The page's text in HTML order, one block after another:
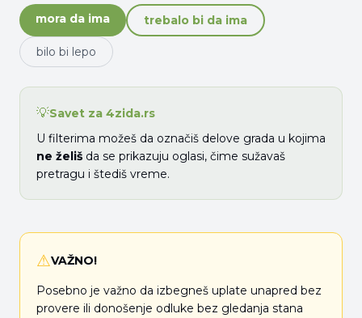
mora da ima trebalo bi da ima
bilo bi lepo
💡Savet za 4zida.rs
U filterima možeš da označiš delove grada u kojima
ne želiš da se prikazuju oglasi, čime sužavaš
pretragu i štediš vreme.
⚠VAŽNO!
Posebno je važno da izbegneš uplate unapred bez
provere ili donošenje odluke bez gledanja stana